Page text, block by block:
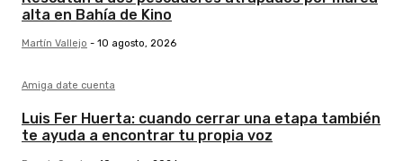
alta en Bahía de Kino
Martín Vallejo - 10 agosto, 2026
Amiga date cuenta
Luis Fer Huerta: cuando cerrar una etapa también
te ayuda a encontrar tu propia voz